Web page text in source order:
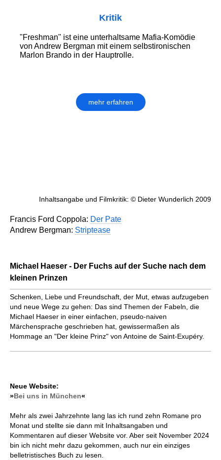
Kritik
"Freshman" ist eine unterhaltsame Mafia-Komödie
von Andrew Bergman mit einem selbstironischen
Marlon Brando in der Hauptrolle.
mehr erfahren
Inhaltsangabe und Filmkritik: © Dieter Wunderlich 2009
Francis Ford Coppola: Der Pate
Andrew Bergman: Striptease
Michael Haeser - Der Fuchs auf der Suche nach dem
kleinen Prinzen
Schenken, Liebe und Freundschaft, der Mut, etwas aufzugeben
und neue Wege zu gehen: Das sind Themen der Fabeln, die
Michael Haeser in einer einfachen, pseudo-naiven
Märchensprache geschrieben hat, gewissermaßen als
Hommage an "Der kleine Prinz" von Antoine de Saint-Exupéry.
Neue Website:
»Bei uns in München«
Mehr als zwei Jahrzehnte lang las ich rund zehn Romane pro
Monat und stellte sie dann mit Inhaltsangaben und
Kommentaren auf dieser Website vor. Aber seit November 2024
bin ich nicht mehr dazu gekommen, auch nur ein einziges
belletristisches Buch zu lesen.